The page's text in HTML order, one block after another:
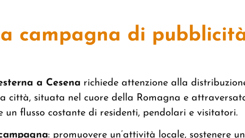
campagna di
a Cesena richiede attenzione alla
città, situata nel cuore della Romagna e
un flusso costante di residenti, pendolari e visitatori.
: promuovere un’attività locale, sostenere